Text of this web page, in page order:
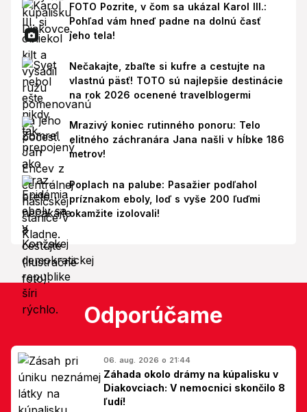
FOTO Pozrite, v čom sa ukázal Karol III.:
Pohľad vám hneď padne na dolnú časť
jeho tela!
Nečakajte, zbaľte si kufre a cestujte na
vlastnú päsť! TOTO sú najlepšie destinácie
na rok 2026 ocenené travelblogermi
Mrazivý koniec rutinného ponoru: Telo
elitného záchranára Jana našli v hĺbke 186
metrov!
Poplach na palube: Pasažier podľahol
príznakom eboly, loď s vyše 200 ľuďmi
okamžite izolovali!
Odporúčame
06. aug. 2026 o 21:44
Záhada okolo drámy na kúpalisku v
Diakovciach: V nemocnici skončilo 8
ľudí!